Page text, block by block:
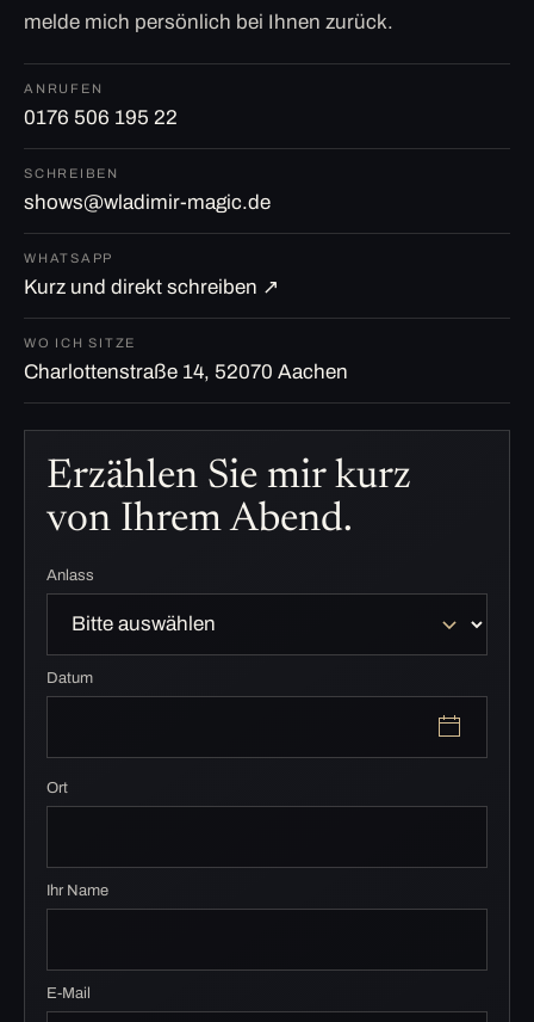
melde mich persönlich bei Ihnen zurück.
ANRUFEN
0176 506 195 22
SCHREIBEN
shows@wladimir-magic.de
WHATSAPP
Kurz und direkt schreiben ↗
WO ICH SITZE
Charlottenstraße 14, 52070 Aachen
Erzählen Sie mir kurz
von Ihrem Abend.
Anlass
Datum
Ort
Ihr Name
E-Mail